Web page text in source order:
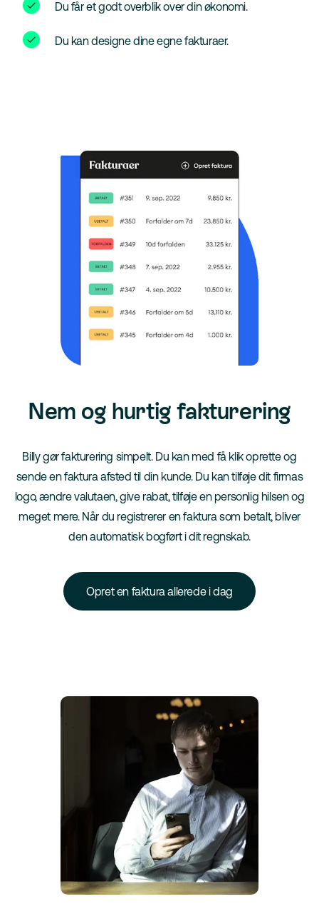
Du får et godt overblik over din økonomi.
Du kan designe dine egne fakturaer.
Nem og hurtig fakturering
Billy gør fakturering simpelt. Du kan med få klik oprette og
sende en faktura afsted til din kunde. Du kan tilføje dit firmas
logo, ændre valutaen, give rabat, tilføje en personlig hilsen og
meget mere. Når du registrerer en faktura som betalt, bliver
den automatisk bogført i dit regnskab.
Opret en faktura allerede i dag